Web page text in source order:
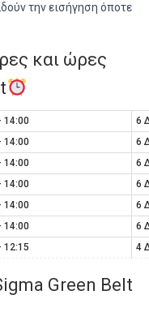
την εισήγηση όποτε
και ώρες
14:00
6
14:00
6
14:00
6
14:00
6
14:00
6
14:00
6
12:15 4
Green Belt